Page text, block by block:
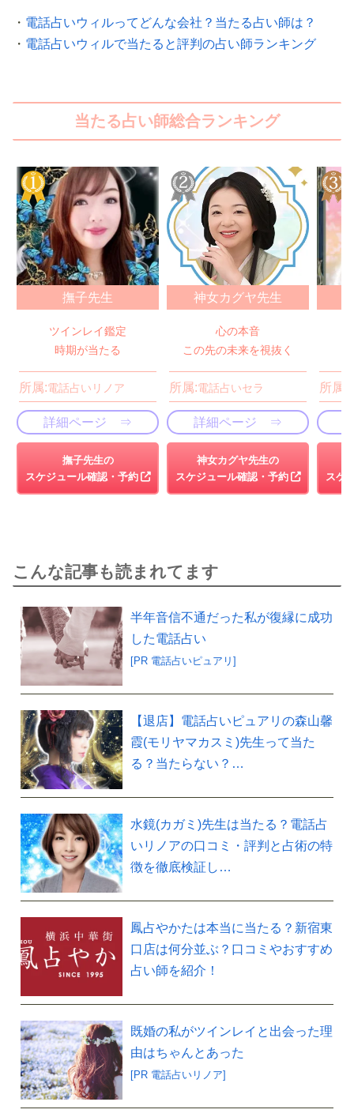
・ 電話占いウィルってどんな会社？当たる占い師は？
・ 電話占いウィルで当たると評判の占い師ランキング
当たる占い師総合ランキング
撫子先生
ツインレイ鑑定
時期が当たる
所属:電話占いリノア
詳細ページ ⇒
撫子先生の
スケジュール確認・予約
神女カグヤ先生
心の本音
この先の未来を視抜く
所属:電話占いセラ
詳細ページ ⇒
神女カグヤ先生の
スケジュール確認・予約
所属:
スケ
こんな記事も読まれてます
半年音信不通だった私が復縁に成功
した電話占い
[PR 電話占いピュアリ]
【退店】電話占いピュアリの森山馨
霞(モリヤマカスミ)先生って当た
る？当たらない？…
水鏡(カガミ)先生は当たる？電話占
いリノアの口コミ・評判と占術の特
徴を徹底検証し…
鳳占やかたは本当に当たる？新宿東
口店は何分並ぶ？口コミやおすすめ
占い師を紹介！
既婚の私がツインレイと出会った理
由はちゃんとあった
[PR 電話占いリノア]